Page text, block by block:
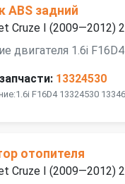
ABS задний
Cruze I (2009—2012)
двигателя 1.6i F16D4
13324530
F16D4 13324530
отопителя
Cruze I (2009—2012)